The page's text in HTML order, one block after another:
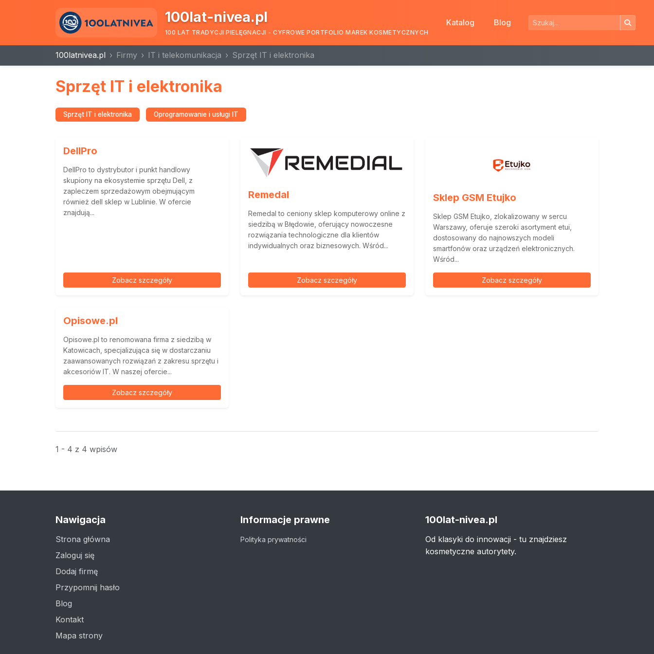
100lat-nivea.pl
100 LAT TRADYCJI PIELĘGNACJI - CYFROWE PORTFOLIO MAREK KOSMETYCZNYCH
Katalog Blog
100latnivea.pl Firmy IT i telekomunikacja Sprzęt IT i elektronika
Sprzęt IT i elektronika
Sprzęt IT i elektronika Oprogramowanie i usługi IT
DellPro
DellPro to dystrybutor i punkt handlowy
skupiony na ekosystemie sprzętu Dell, z
zapleczem sprzedażowym obejmującym
również dell sklep w Lublinie. W ofercie
znajdują...
Zobacz szczegóły
Remedal
Remedal to ceniony sklep komputerowy online z
siedzibą w Błędowie, oferujący nowoczesne
rozwiązania technologiczne dla klientów
indywidualnych oraz biznesowych. Wśród...
Zobacz szczegóły
Sklep GSM Etujko
Sklep GSM Etujko, zlokalizowany w sercu
Warszawy, oferuje szeroki asortyment etui,
dostosowany do najnowszych modeli
smartfonów oraz urządzeń elektronicznych.
Wśród...
Zobacz szczegóły
Opisowe.pl
Opisowe.pl to renomowana firma z siedzibą w
Katowicach, specjalizująca się w dostarczaniu
zaawansowanych rozwiązań z zakresu sprzętu i
akcesoriów IT. W naszej ofercie...
Zobacz szczegóły
1 - 4 z 4 wpisów
Nawigacja
Strona główna
Zaloguj się
Dodaj firmę
Przypomnij hasło
Blog
Kontakt
Mapa strony
Informacje prawne
Polityka prywatności
100lat-nivea.pl
Od klasyki do innowacji - tu znajdziesz
kosmetyczne autorytety.